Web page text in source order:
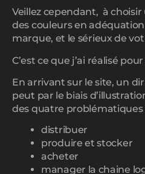
Veillez cependant, à
des couleurs en
marque, et le sérieux de
C’est ce que j’ai réalisé pour
En arrivant sur le site, un
peut par le biais
des quatre problématiques
distribuer
produire et stocker
acheter
manager la chaine